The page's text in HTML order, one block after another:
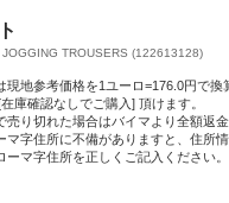
TROUSERS (122613128)
地参考価格を1ユーロ=176.0円で換
庫確認なしでご購入] 頂けます。
売り切れた場合はバイマより全額返
字住所に不備がありますと、住所
ーマ字住所を正しくご記入ください。